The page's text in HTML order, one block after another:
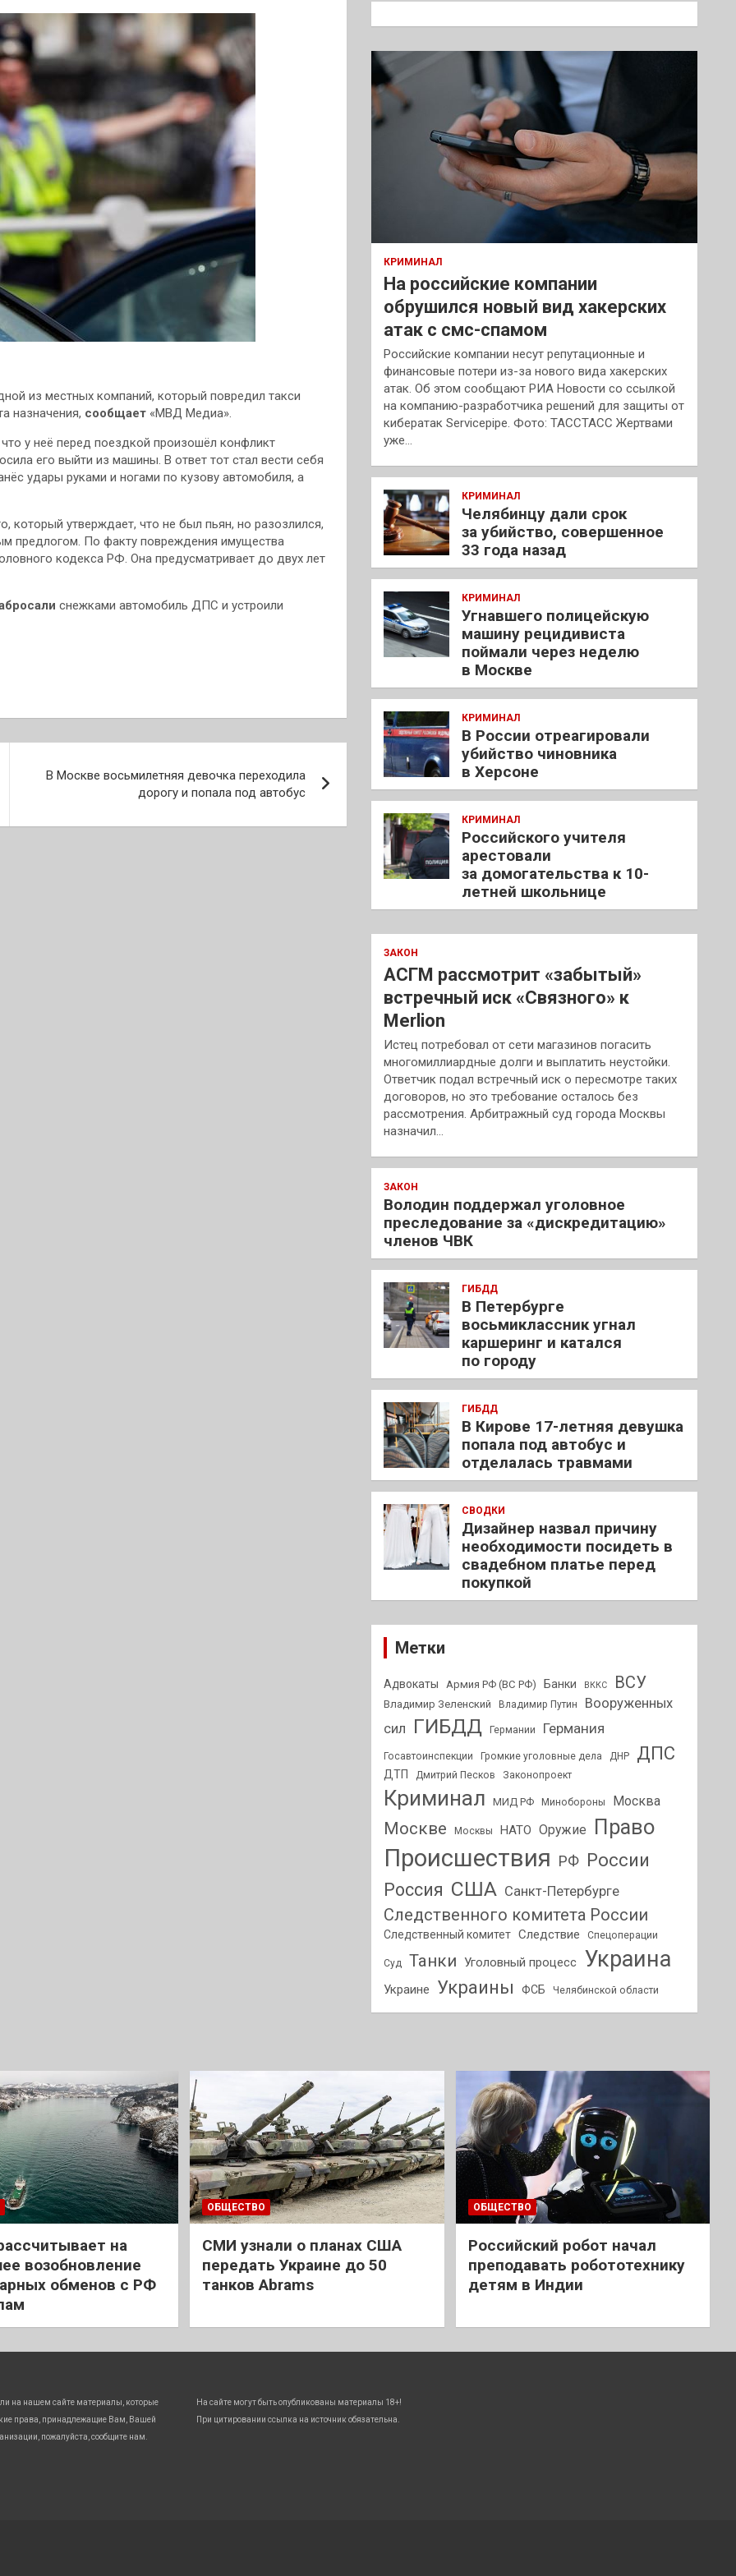
из местных компаний, который повредил такси
назначения, сообщает «МВД Медиа».
у неё перед поездкой произошёл конфликт
его выйти из машины. В ответ тот стал вести себя
удары руками и ногами по кузову автомобиля, а
который утверждает, что не был пьян, но разозлился,
предлогом. По факту повреждения имущества
кодекса РФ. Она предусматривает до двух лет
снежками автомобиль ДПС и устроили
В Москве восьмилетняя девочка переходила
дорогу и попала под автобус
к
КРИМИНАЛ
На российские компании
обрушился новый вид хакерских
атак с смс-спамом
Российские компании несут репутационные и
финансовые потери из-за нового вида хакерских
атак. Об этом сообщают РИА Новости со ссылкой
на компанию-разработчика решений для защиты от
кибератак Servicepipe. Фото: ТАССТАСС Жертвами
уже…
КРИМИНАЛ
Челябинцу дали срок
за убийство, совершенное
33 года назад
КРИМИНАЛ
Угнавшего полицейскую
машину рецидивиста
поймали через неделю
в Москве
КРИМИНАЛ
В России отреагировали
убийство чиновника
в Херсоне
КРИМИНАЛ
Российского учителя
арестовали
за домогательства к 10-
летней школьнице
ЗАКОН
АСГМ рассмотрит «забытый»
встречный иск «Связного» к
Merlion
Истец потребовал от сети магазинов погасить
многомиллиардные долги и выплатить неустойки.
Ответчик подал встречный иск о пересмотре таких
договоров, но это требование осталось без
рассмотрения. Арбитражный суд города Москвы
назначил…
ЗАКОН
Володин поддержал уголовное
преследование за «дискредитацию»
членов ЧВК
ГИБДД
В Петербурге
восьмиклассник угнал
каршеринг и катался
по городу
ГИБДД
В Кирове 17-летняя девушка
попала под автобус и
отделалась травмами
СВОДКИ
Дизайнер назвал причину
необходимости посидеть в
свадебном платье перед
покупкой
Метки
Адвокаты Армия РФ (ВС РФ) Банки ВККС ВСУ
Владимир Зеленский Владимир Путин
Вооруженных
сил
ГИБДД Германии Германия
Госавтоинспекции Громкие уголовные дела ДНР ДПС
ДТП Дмитрий Песков Законопроект
Криминал МИД РФ Минобороны Москва
Москве Москвы НАТО Оружие Право
Происшествия РФ России
Россия США Санкт-Петербурге
Следственного комитета России
Следственный комитет Следствие Спецоперации
Суд Танки Уголовный процесс Украина
Украине Украины ФСБ Челябинской области
на
возобновление
обменов с РФ
ОБЩЕСТВО
СМИ узнали о планах США
передать Украине до 50
танков Abrams
ОБЩЕСТВО
Российский робот начал
преподавать робототехнику
детям в Индии
на нашем сайте материалы, которые
права, принадлежащие Вам, Вашей
пожалуйста, сообщите нам.
На сайте могут быть опубликованы материалы 18+!
При цитировании ссылка на источник обязательна.